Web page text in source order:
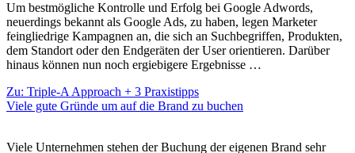
Um bestmögliche Kontrolle und Erfolg bei Google Adwords,
neuerdings bekannt als Google Ads, zu haben, legen Marketer
feingliedrige Kampagnen an, die sich an Suchbegriffen, Produkten,
dem Standort oder den Endgeräten der User orientieren. Darüber
hinaus können nun noch ergiebigere Ergebnisse …
Zu: Triple-A Approach + 3 Praxistipps
Viele gute Gründe um auf die Brand zu buchen
Viele Unternehmen stehen der Buchung der eigenen Brand sehr